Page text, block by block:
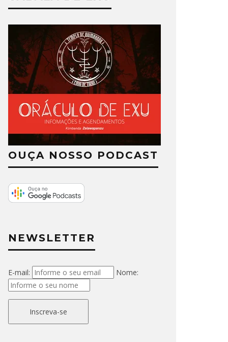
OUÇA NOSSO PODCAST
NEWSLETTER
E-mail: Nome:
Inscreva-se